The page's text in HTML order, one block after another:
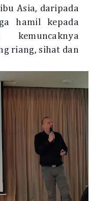
Asia, daripada
hamil kepada
riang, sihat dan